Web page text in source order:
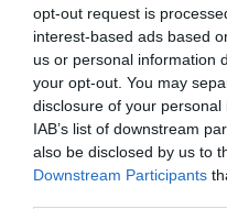
opt-out request is
interest-based ads based
us or personal information
your opt-out. You may
disclosure of your
IAB’s list of downstream
also be disclosed by us to
Downstream Participants
KÁPRÁZATOS